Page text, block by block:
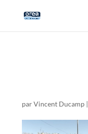
parVincent Ducamp|